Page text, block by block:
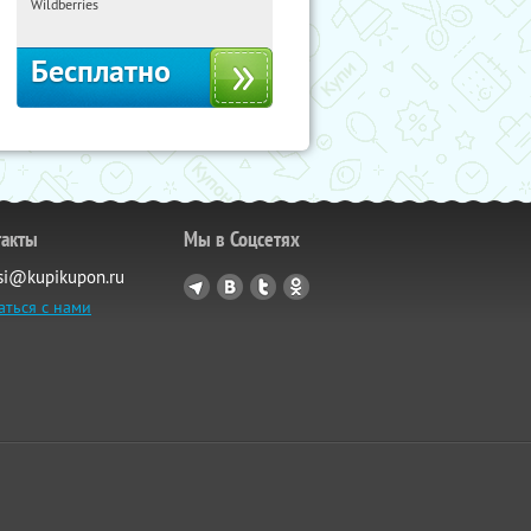
Wildberries
Бесплатно
с нами
Мы в Соцсетях